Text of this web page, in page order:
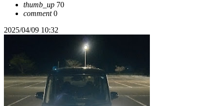
thumb_up 70
comment0
2025/04/09 10:32